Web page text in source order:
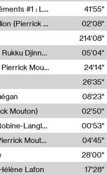
Sous le paysage - Habiter les éléments #1 : Les éléments et les débordements du vivant
41'55"
Simb Gaïdé ou la danse du faux lion (Pierrick Mouton)
02'08"
214'08"
Non à l'émigration Clandestine - Rukku Djinne Squad (Eden Tinto Collins)
05'04"
Mama Counda, l'esprit du puits - Pierrick Mouton
24'14"
26'35"
08'23"
Mouton)
02'50"
Dans la nuit les nuages - Théo Robine-Langlois
00'53"
Bathi Diabaye - Tambacounda (Pierrick Mouton)
04'45"
28'00"
Lafon
17'28"